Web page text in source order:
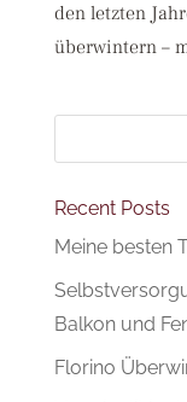
den letzten
überwintern –
Recent Posts
Meine besten
Balkon und
Florino